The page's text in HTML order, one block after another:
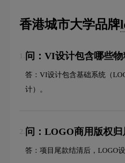
香港城市大学品牌
问：VI设计包含哪些物
答：VI设计包含基础系统（
计）。
2. 问：LOGO商用版权归
答：项目尾款结清后，LOGO